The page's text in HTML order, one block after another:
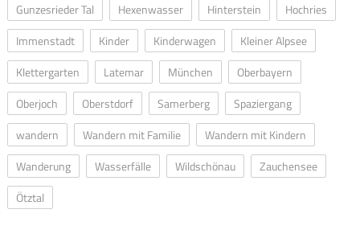
Gunzesrieder Tal
Hexenwasser Hinterstein
Hochries
Immenstadt
Kinder Kinderwagen
Kleiner Alpsee
Klettergarten
Latemar München
Oberbayern
Oberjoch
Oberstdorf Samerberg
Spaziergang
wandern
Wandern mit Familie
Wandern mit Kindern
Wanderung
Wasserfälle Wildschönau
Zauchensee
Ötztal